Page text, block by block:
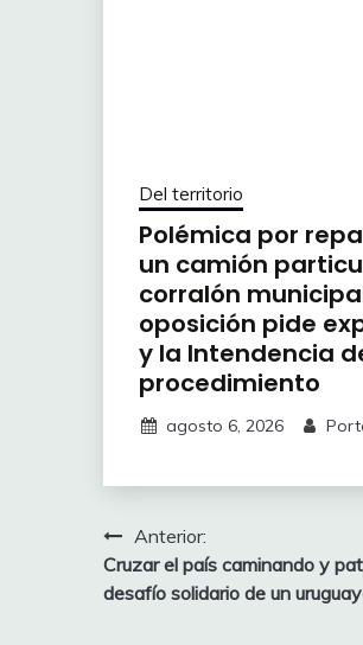
Del territorio
Polémica por
un camión
corralón
oposición pide
y la Intendencia
procedimiento
agosto 6, 2026
Navegación
de
Anterior:
Cruzar el país caminando y
desafío solidario de un